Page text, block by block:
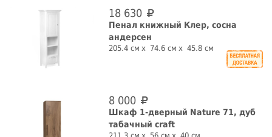
18 630
Пенал книжный Клер, сосна
андерсен
205.4 см 74.6 см 45.8 см
8 000
Шкаф 1-дверный Nature 71, дуб
табачный craft